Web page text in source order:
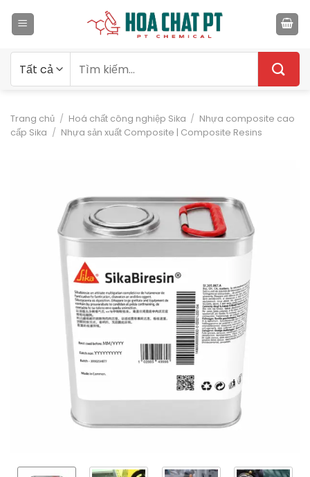
qua
kiếm:
Trang chủ / Hoá chất công nghiệp Sika / Nhựa composite cao
cấp Sika / Nhựa sản xuất Composite | Composite Resins